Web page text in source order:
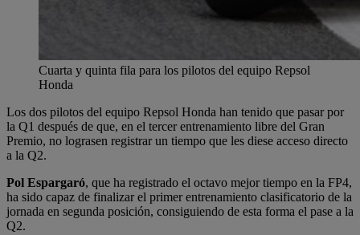
Cuarta y quinta fila para los pilotos del equipo Repsol
Honda
Los dos pilotos del equipo Repsol Honda han tenido que pasar por
la Q1 después de que, en el tercer entrenamiento libre del Gran
Premio, no lograsen registrar un tiempo que les diese acceso directo
a la Q2.
Pol Espargaró, que ha registrado el octavo mejor tiempo en la FP4,
ha sido capaz de finalizar el primer entrenamiento clasificatorio de la
jornada en segunda posición, consiguiendo de esta forma el pase a la
Q2.